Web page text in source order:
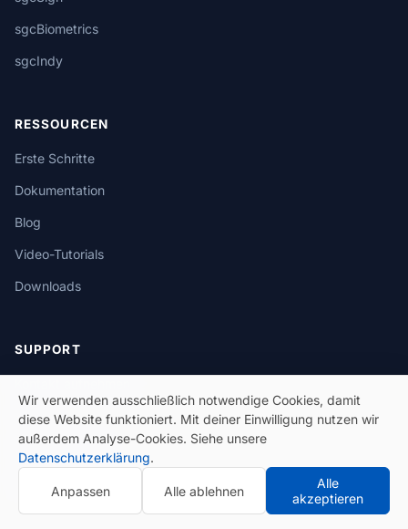
sgcBiometrics
sgcIndy
RESSOURCEN
Erste Schritte
Dokumentation
Blog
Video-Tutorials
Downloads
SUPPORT
Preise
Häufige Fragen
Wir verwenden ausschließlich notwendige Cookies, damit
diese Website funktioniert. Mit deiner Einwilligung nutzen wir
außerdem Analyse-Cookies. Siehe unsere
Datenschutzerklärung.
Anpassen Alle ablehnen
Alle
akzeptieren